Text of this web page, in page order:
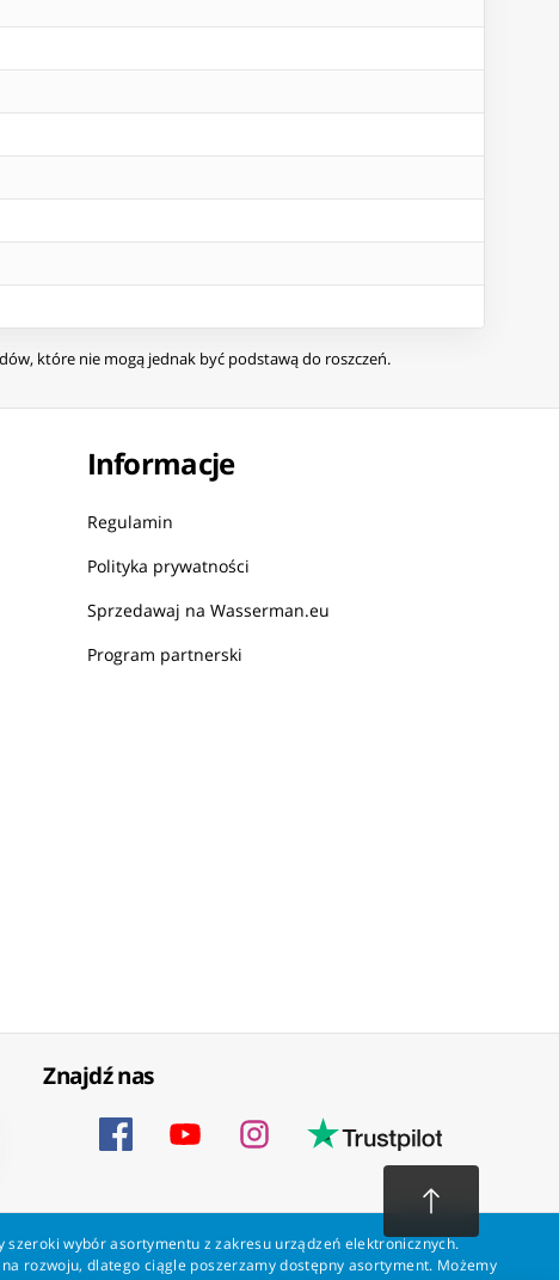
które nie mogą jednak być podstawą do roszczeń.
Informacje
Regulamin
Polityka prywatności
Sprzedawaj na Wasserman.eu
Program partnerski
Znajdź nas
wybór asortymentu z zakresu urządzeń elektronicznych.
rozwoju, dlatego ciągle poszerzamy dostępny asortyment. Możemy